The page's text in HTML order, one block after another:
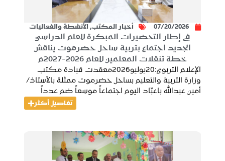
07/20/2026 أخبار المكتب, الأنشطة والفعاليات
في إطار التحضيرات المبكرة للعام الدراسي
الجديد اجتماع بتربية ساحل حضرموت يناقش
خطة تنقلات المعلمين للعام 2026-2027م
الإعلام التربوي:20يوليو2026معقدت قيادة مكتب
وزارة التربية والتعليم بساحل حضرموت ممثلة بالأستاذ/
أمين عبدالله باعبّاد اليوم اجتماعاً موسعاً ضم عدداً
تفاصيل أكثر